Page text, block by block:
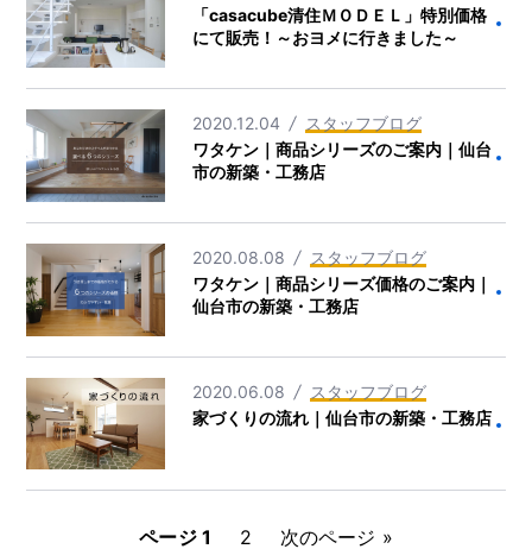
「casacube清住ＭＯＤＥＬ」特別価格
にて販売！～おヨメに行きました～
2020.12.04
スタッフブログ
ワタケン｜商品シリーズのご案内｜仙台
市の新築・工務店
2020.08.08
スタッフブログ
ワタケン｜商品シリーズ価格のご案内｜
仙台市の新築・工務店
2020.06.08
スタッフブログ
家づくりの流れ｜仙台市の新築・工務店
ページ 1
ペ
2 次のページ